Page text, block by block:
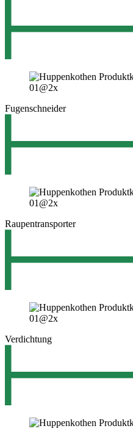
Fugenschneider
Raupentransporter
Verdichtung